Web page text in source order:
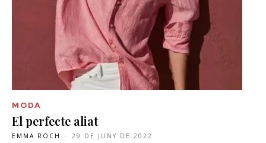
MODA
El perfecte aliat
EMMA ROCH - 29 DE JUNY DE 2022